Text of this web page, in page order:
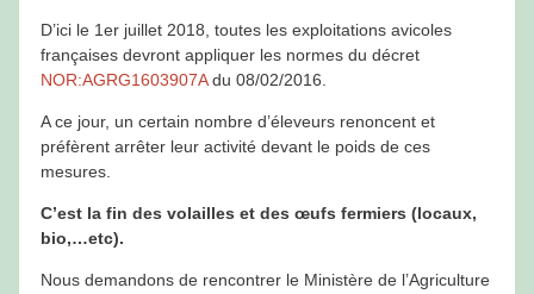
D’ici le 1er juillet 2018, toutes les exploitations avicoles
françaises devront appliquer les normes du décret
NOR:AGRG1603907Adu 08/02/2016.
A ce jour, un certain nombre d’éleveurs renoncent et
préfèrent arrêter leur activité devant le poids de ces
mesures.
C’est la fin des volailles et des œufs fermiers (locaux,
bio,…etc).
Nous demandons de rencontrer le Ministère de l’Agriculture